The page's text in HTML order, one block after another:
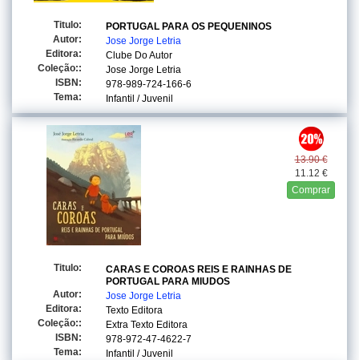
Titulo:
PORTUGAL PARA OS PEQUENINOS
Autor:
Jose Jorge Letria
Editora:
Clube Do Autor
Coleção::
Jose Jorge Letria
ISBN:
978-989-724-166-6
Tema:
Infantil / Juvenil
13.90 €
11.12 €
Comprar
Titulo:
CARAS E COROAS REIS E RAINHAS DE
PORTUGAL PARA MIUDOS
Autor:
Jose Jorge Letria
Editora:
Texto Editora
Coleção::
Extra Texto Editora
ISBN:
978-972-47-4622-7
Tema:
Infantil / Juvenil